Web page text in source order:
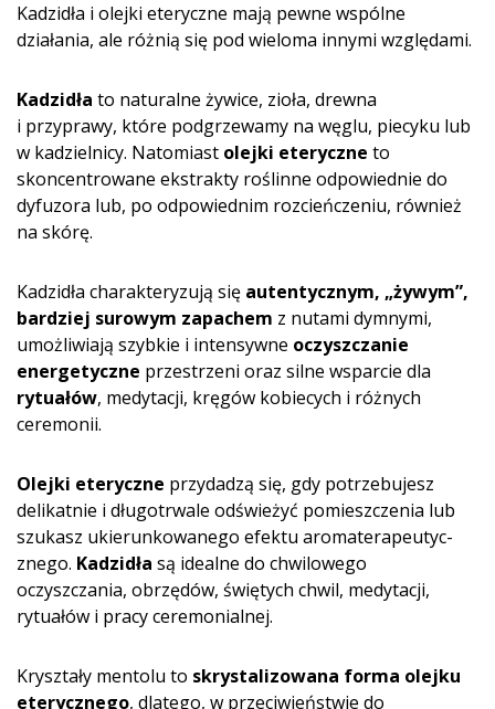
Kadzidła i olejki eteryczne mają pewne wspólne
działania, ale różnią się pod wieloma innymi względami.
Kadzidła to naturalne żywice, zioła, drewna
i przyprawy, które podgrzewamy na węglu, piecyku lub
w kadzielnicy. Natomiast olejki eteryczne to
skoncentrowane ekstrakty roślinne odpowiednie do
dyfuzora lub, po odpowiednim rozcieńczeniu, również
na skórę.
Kadzidła charakteryzują się autentycznym, „żywym”,
bardziej surowym zapachem z nutami dymnymi,
umożliwiają szybkie i intensywne oczyszczanie
energetyczne przestrzeni oraz silne wsparcie dla
rytuałów, medytacji, kręgów kobiecych i różnych
ceremonii.
Olejki eteryczne przydadzą się, gdy potrzebujesz
delikatnie i długotrwale odświeżyć pomieszczenia lub
szukasz ukierunkowanego efektu aromaterapeutyc­
znego. Kadzidła są idealne do chwilowego
oczyszczania, obrzędów, świętych chwil, medytacji,
rytuałów i pracy ceremonialnej.
Kryształy mentolu to skrystalizowana forma olejku
eterycznego, dlatego, w przeciwieństwie do